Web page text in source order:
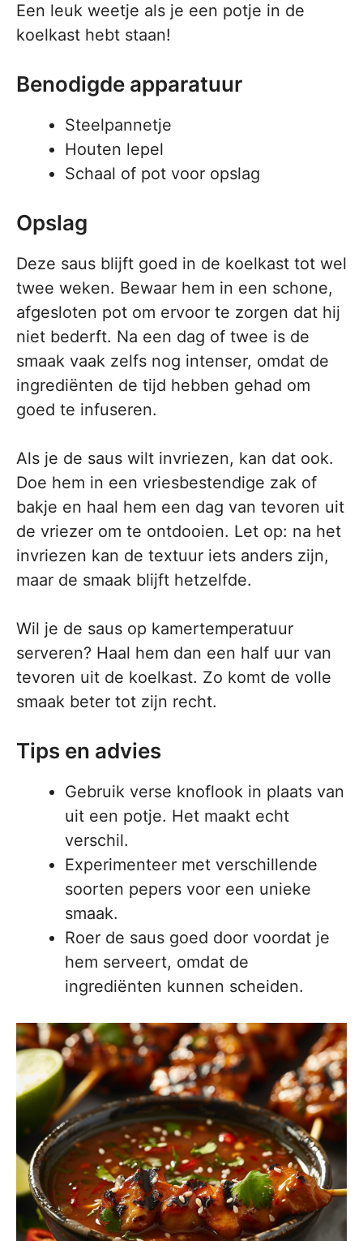
Een leuk weetje als je een potje in de
koelkast hebt staan!
Benodigde apparatuur
Steelpannetje
Houten lepel
Schaal of pot voor opslag
Opslag
Deze saus blijft goed in de koelkast tot wel
twee weken. Bewaar hem in een schone,
afgesloten pot om ervoor te zorgen dat hij
niet bederft. Na een dag of twee is de
smaak vaak zelfs nog intenser, omdat de
ingrediënten de tijd hebben gehad om
goed te infuseren.
Als je de saus wilt invriezen, kan dat ook.
Doe hem in een vriesbestendige zak of
bakje en haal hem een dag van tevoren uit
de vriezer om te ontdooien. Let op: na het
invriezen kan de textuur iets anders zijn,
maar de smaak blijft hetzelfde.
Wil je de saus op kamertemperatuur
serveren? Haal hem dan een half uur van
tevoren uit de koelkast. Zo komt de volle
smaak beter tot zijn recht.
Tips en advies
Gebruik verse knoflook in plaats van
uit een potje. Het maakt echt
verschil.
Experimenteer met verschillende
soorten pepers voor een unieke
smaak.
Roer de saus goed door voordat je
hem serveert, omdat de
ingrediënten kunnen scheiden.